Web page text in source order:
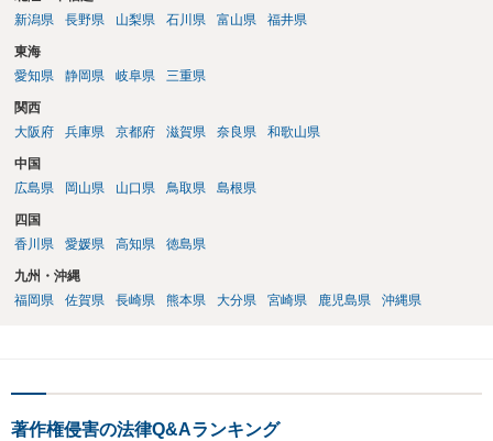
新潟県
長野県 山梨県 石川県 富山県 福井県
東海
愛知県
静岡県 岐阜県 三重県
関西
大阪府
兵庫県 京都府 滋賀県 奈良県 和歌山県
中国
広島県
岡山県 山口県 鳥取県 島根県
四国
香川県
愛媛県 高知県 徳島県
九州・沖縄
福岡県
佐賀県 長崎県 熊本県 大分県 宮崎県 鹿児島県 沖縄県
著作権侵害の法律Q&Aランキング